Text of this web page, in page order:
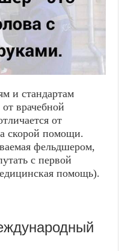
и стандартам
врачебной
от
скорой помощи.
фельдшером,
с первой
помощь).